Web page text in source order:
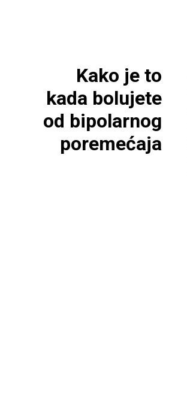
Kako je to
kada bolujete
od bipolarnog
poremećaja